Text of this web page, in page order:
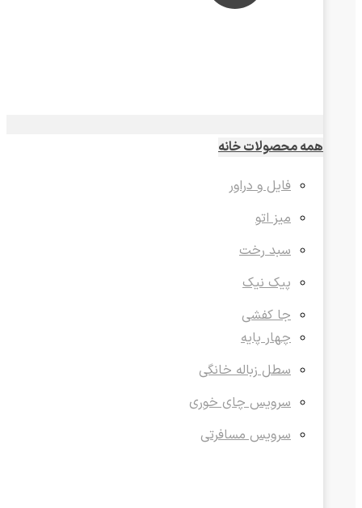
همه محصولات خانه
فایل و دراور
میز اتو
سبد رخت
پیک نیک
جا کفشی
چهار پایه
سطل زباله خانگی
سرویس چای خوری
سرویس مسافرتی